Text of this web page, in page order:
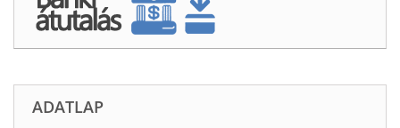
ADATLAP